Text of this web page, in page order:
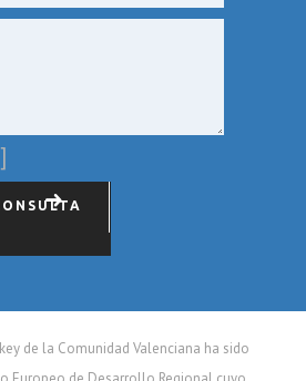
de la Comunidad Valenciana ha sido